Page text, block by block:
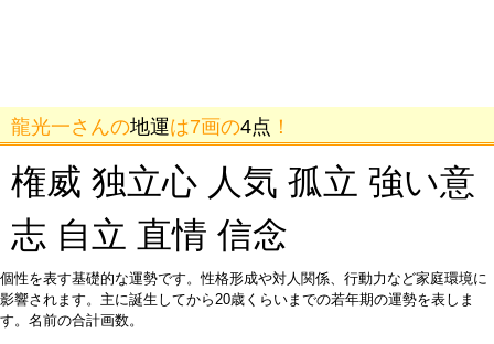
龍光一さんの地運は7画の4点 ！
権威 独立心 人気 孤立 強い意
志 自立 直情 信念
個性を表す基礎的な運勢です。性格形成や対人関係、行動力など家庭環境に
影響されます。主に誕生してから20歳くらいまでの若年期の運勢を表しま
す。名前の合計画数。